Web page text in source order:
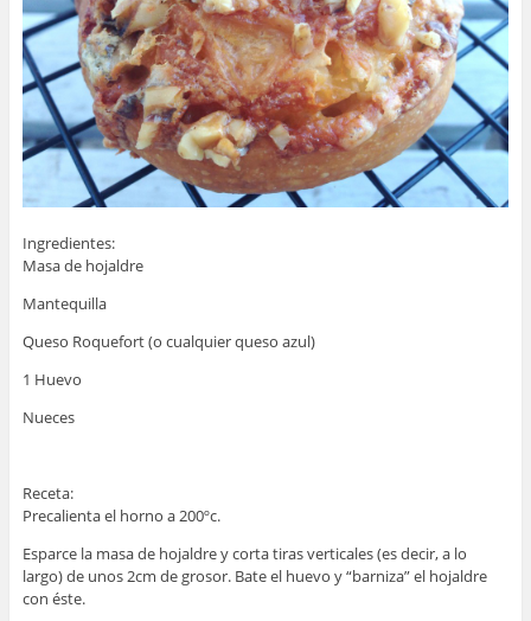
Ingredientes:
Masa de hojaldre
Mantequilla
Queso Roquefort (o cualquier queso azul)
1 Huevo
Nueces
Receta:
Precalienta el horno a 200ºc.
Esparce la masa de hojaldre y corta tiras verticales (es decir, a lo
largo) de unos 2cm de grosor. Bate el huevo y “barniza” el hojaldre
con éste.